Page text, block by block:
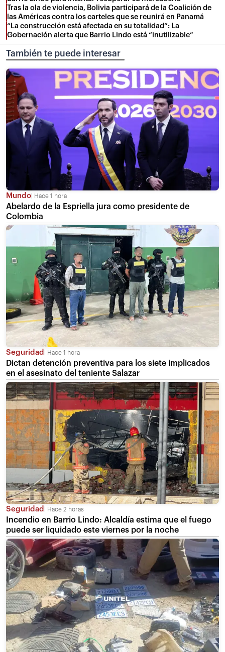
Tras la ola de violencia, Bolivia participará de la Coalición de
las Américas contra los carteles que se reunirá en Panamá
“La construcción está afectada en su totalidad”: La
Gobernación alerta que Barrio Lindo está “inutilizable”
También te puede interesar
Mundo Hace 1 hora
Abelardo de la Espriella jura como presidente de
Colombia
Seguridad Hace 1 hora
Dictan detención preventiva para los siete implicados
en el asesinato del teniente Salazar
Seguridad Hace 2 horas
Incendio en Barrio Lindo: Alcaldía estima que el fuego
puede ser liquidado este viernes por la noche